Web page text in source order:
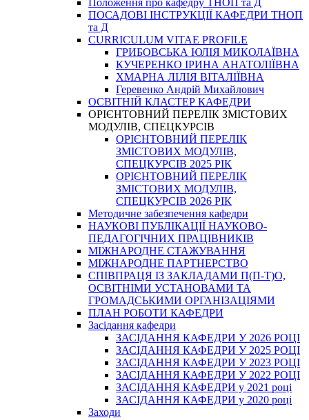
Положення про кафедру ТНОП та Д
ПОСАДОВІ ІНСТРУКЦІЇ КАФЕДРИ ТНОП
та Д
CURRICULUM VITAE PROFILE
ГРИБОВСЬКА ЮЛІЯ МИКОЛАЇВНА
КУЧЕРЕНКО ІРИНА АНАТОЛІЇВНА
ХМАРНА ЛІЛІЯ ВІТАЛІЇВНА
Геревенко Андрій Михайлович
ОСВІТНІЙ КЛАСТЕР КАФЕДРИ
ОРІЄНТОВНИЙ ПЕРЕЛІК ЗМІСТОВИХ
МОДУЛІВ, СПЕЦКУРСІВ
ОРІЄНТОВНИЙ ПЕРЕЛІК
ЗМІСТОВИХ МОДУЛІВ,
СПЕЦКУРСІВ 2025 РІК
ОРІЄНТОВНИЙ ПЕРЕЛІК
ЗМІСТОВИХ МОДУЛІВ,
СПЕЦКУРСІВ 2026 РІК
Методичне забезпечення кафедри
НАУКОВІ ПУБЛІКАЦІЇ НАУКОВО-
ПЕДАГОГІЧНИХ ПРАЦІВНИКІВ
МІЖНАРОДНЕ СТАЖУВАННЯ
МІЖНАРОДНЕ ПАРТНЕРСТВО
СПІВПРАЦЯ ІЗ ЗАКЛАДАМИ П(П-Т)О,
ОСВІТНІМИ УСТАНОВАМИ ТА
ГРОМАДСЬКИМИ ОРГАНІЗАЦІЯМИ
ПЛАН РОБОТИ КАФЕДРИ
Засідання кафедри
ЗАСІДАННЯ КАФЕДРИ У 2026 РОЦІ
ЗАСІДАННЯ КАФЕДРИ У 2025 РОЦІ
ЗАСІДАННЯ КАФЕДРИ У 2023 РОЦІ
ЗАСІДАННЯ КАФЕДРИ У 2022 РОЦІ
ЗАСІДАННЯ КАФЕДРИ у 2021 році
ЗАСІДАННЯ КАФЕДРИ у 2020 році
Заходи